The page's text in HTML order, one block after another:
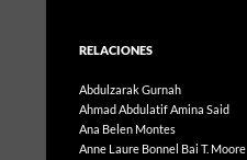
RELACIONES
Abdulzarak Gurnah
Ahmad AbdulatifAmina Said
Ana Belen Montes
Anne Laure Bonnel Bai T. Moore